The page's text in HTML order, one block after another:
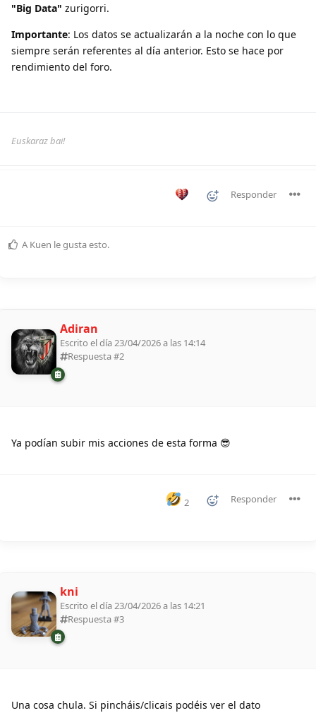
"Big Data" zurigorri.
Importante: Los datos se actualizarán a la noche con lo que
siempre serán referentes al día anterior. Esto se hace por
rendimiento del foro.
Euskaraz bai!
Responder
A Kuen le gusta esto.
Adiran
Escrito el día 23/04/2026 a las 14:14
Respuesta #2
Ya podían subir mis acciones de esta forma 😎
2 Responder
kni
Escrito el día 23/04/2026 a las 14:21
Respuesta #3
Una cosa chula. Si pincháis/clicais podéis ver el dato